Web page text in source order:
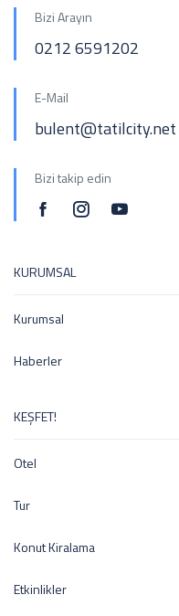
Bizi Arayın
0212 6591202
E-Mail
bulent@tatilcity.net
Bizi takip edin
KURUMSAL
Kurumsal
Haberler
KEŞFET!
Otel
Tur
Konut Kiralama
Etkinlikler